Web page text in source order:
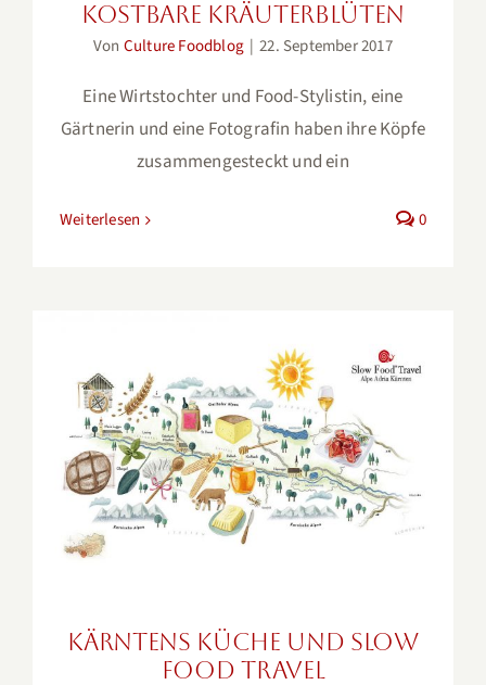
Kostbare Kräuterblüten
Von Culture Foodblog | 22. September 2017
Eine Wirtstochter und Food-Stylistin, eine
Gärtnerin und eine Fotografin haben ihre Köpfe
zusammengesteckt und ein
Weiterlesen 0
Kärntens Küche und Slow Food
Travel
Kärntens Küche und Slow
Food Travel